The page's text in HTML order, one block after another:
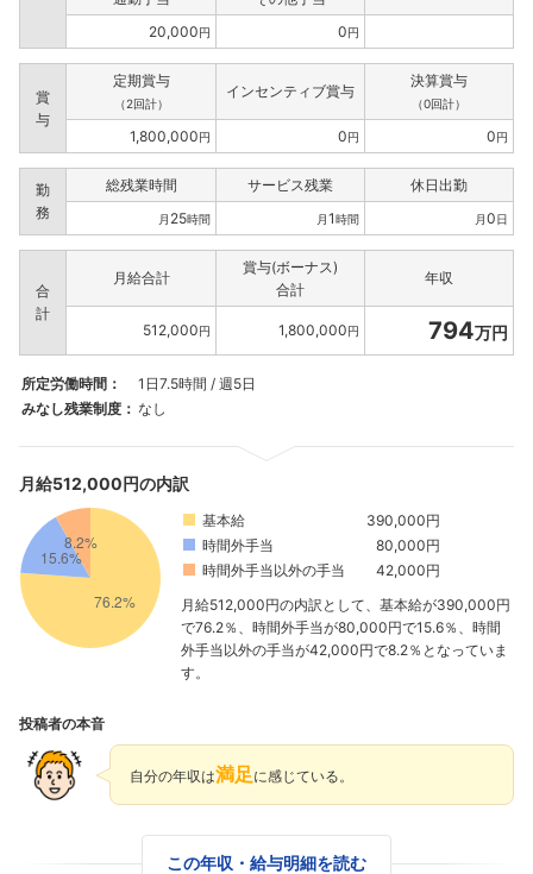
こちらの企業もフォローしませんか？
20,000円 0円
賞
与
定期賞与
（2回計）
インセンティブ賞与
決算賞与
（0回計）
1,800,000円 0円 0円
勤
務
総残業時間 サービス残業 休日出勤
月 25時間 月1時間 月0日
合
計
月給合計
賞与(ボーナス)
合計
年収
512,000円 1,800,000円 794万円
所定労働時間：
1日7.5時間 / 週5日
みなし残業制度： なし
月給512,000円の内訳
基本給
390,000円
時間外手当
80,000円
時間外手当以外の手当
42,000円
月給512,000円の内訳として、基本給が390,000円
で76.2％、時間外手当が80,000円で15.6％、時間
外手当以外の手当が42,000円で8.2％となっていま
す。
投稿者の本音
自分の年収は満足に感じている。
この年収・給与明細を読む